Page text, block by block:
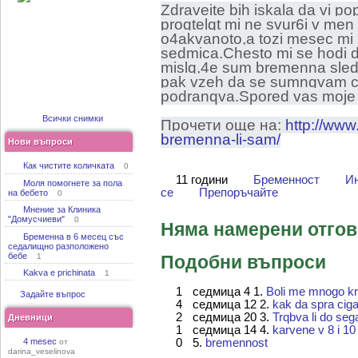
Zdraveite bih iskala da vi
proqtelqt mi ne svur6i v
o4akvanoto,a tozi mesec
sedmica.Chesto mi se hodi
mislq,4e sum bremenna
pak vzeh da se sumnqvam
podranqva.Spored vas
Прочети още на: http://
bremenna-li-sam/
11 години Бременност
се
Препоръчайте
Няма намерени
Подобни въпроси
1 седмица 4 1. Boli me mnogo
4
седмица 12 2. kak da spra
2
седмица 20 3. Trqbva li do
1
седмица 14 4. karvene v 8 i
0
5. bremennost
Всички снимки
Нови въпроси
Как чистите количката 0
Моля помогнете за пола
на бебето
0
Мнение за Клиника
"Домусчиеви"
0
Бременна в 6 месец със
седалищно разположено
бебе
1
Kakva e prichinata 1
Задайте въпрос
Дневници
4 mesec от
darina_veselinova